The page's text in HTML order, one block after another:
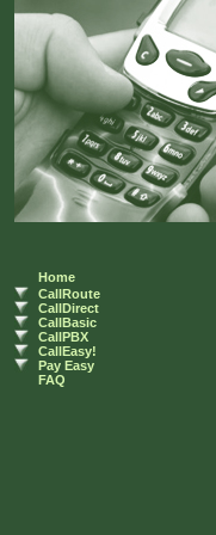
Home
CallRoute
CallDirect
CallBasic
CallPBX
CallEasy!
Pay Easy
FAQ